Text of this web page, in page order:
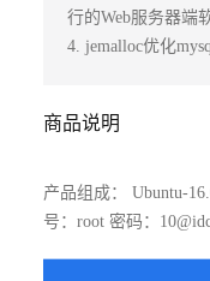
行的Web服务器端
4. jemalloc优化
商品说明
产品组成： Ubuntu-
号：root 密码：